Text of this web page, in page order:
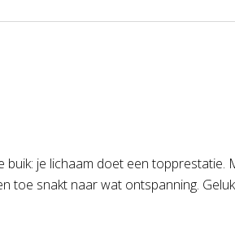
je lichaam doet een topprestatie.
snakt naar wat ontspanning.